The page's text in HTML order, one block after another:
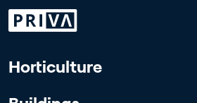
Horticulture